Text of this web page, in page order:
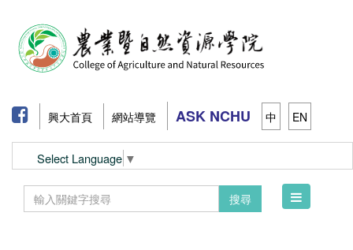
興大首頁 網站導覽 ASK NCHU 中 EN
Select Language ▼
搜尋
Toggle